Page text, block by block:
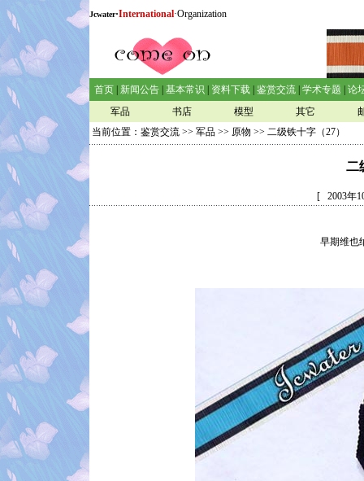
Jcwater·International·Organization
首页 新闻公告 基本常识 资料下载 鉴赏交流 学术专题
论
军品
书店 模型 其它
当前位置： 鉴赏交流 >> 军品 >> 原物 >> 二级铁十字（27）
二
[ 2003年
早期维也